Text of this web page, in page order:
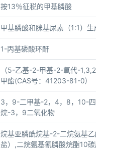
按13％征税的甲基膦酸
甲基膦酸和脒基尿素（1:1）生成的盐
1-丙基磷酸环酐
（5-乙基-2-甲基-2-氧代-1,3,2-二
甲酯(CAS号：41203-81-0)
3，9-二甲基-2，4，8，10-四氧杂
烷-3，9二氧化物
烷基亚膦酰烷基-2-二烷氨基乙酯（
盐）,二烷氨基氰膦酸烷酯10碳原子